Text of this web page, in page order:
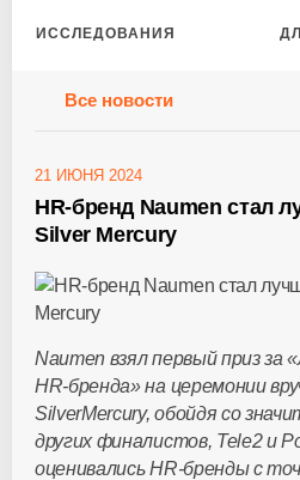
ИССЛЕДОВАНИЯ
Все новости
21 ИЮНЯ 2024
HR-бренд Naumen стал
Silver Mercury
Naumen взял первый приз за
HR-бренда» на церемонии
SilverMercury, обойдя со
других финалистов, Tele2 и
оценивалисьHR-брендыс